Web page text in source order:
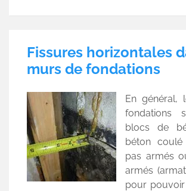
Fissures horizontales
murs de fondations
En général,
fondations
blocs de
béton
pas armés
armés
pour